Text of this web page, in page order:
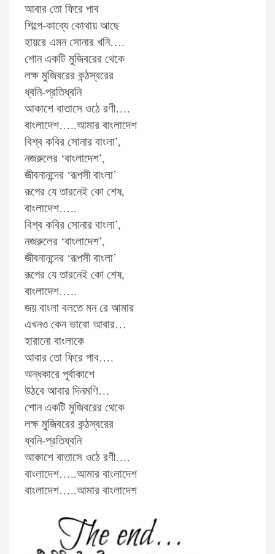
আবার তো ফিরে পাব
শিল্পে-কাব্যে কোথায় আছে
হায়রে এমন সোনার খনি….
শোন একটি মুজিবরের থেকে
লক্ষ মুজিবরের কন্ঠস্বরের
ধ্বনি-প্রতিধ্বনি
আকাশে বাতাসে ওঠে রণী….
বাংলাদেশ…..আমার বাংলাদেশ
বিশ্ব কবির সোনার বাংলা’,
নজরুলের ‘বাংলাদেশ’,
জীবনানন্দের ‘রূপসী বাংলা’
রূপের যে তারনেই কো শেষ,
বাংলাদেশ…..
বিশ্ব কবির সোনার বাংলা’,
নজরুলের ‘বাংলাদেশ’,
জীবনানন্দের ‘রূপসী বাংলা’
রূপের যে তারনেই কো শেষ,
বাংলাদেশ…..
জয় বাংলা বলতে মন রে আমার
এখনও কেন ভাবো আবার…
হারানো বাংলাকে
আবার তো ফিরে পাব….
অন্ধকারে পূর্বাকাশে
উঠবে আবার দিনমণি…
শোন একটি মুজিবরের থেকে
লক্ষ মুজিবরের কন্ঠস্বরের
ধ্বনি-প্রতিধ্বনি
আকাশে বাতাসে ওঠে রণী….
বাংলাদেশ…..আমার বাংলাদেশ
বাংলাদেশ…..আমার বাংলাদেশ